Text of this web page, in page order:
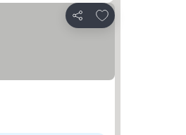
Partilhar
Adicionar aos